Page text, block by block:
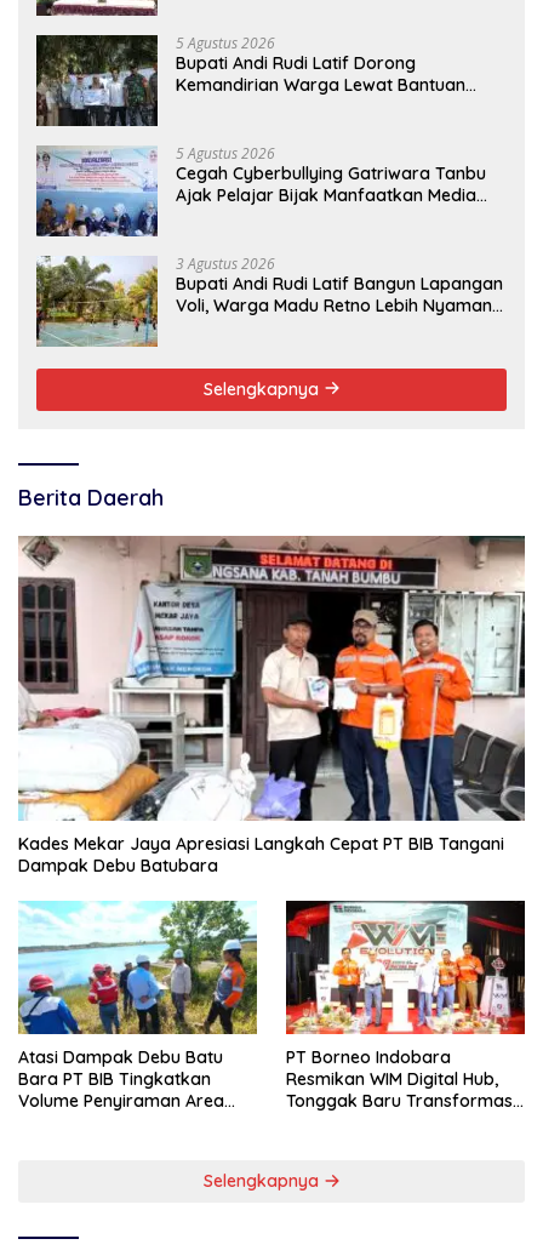
5 Agustus 2026
Bupati Andi Rudi Latif Dorong
Kemandirian Warga Lewat Bantuan
5 Agustus 2026
Cegah Cyberbullying Gatriwara Tanbu
Ajak Pelajar Bijak Manfaatkan Media
3 Agustus 2026
Bupati Andi Rudi Latif Bangun Lapangan
Voli, Warga Madu Retno Lebih Nyaman
Selengkapnya
Berita Daerah
Kades Mekar Jaya Apresiasi Langkah Cepat PT BIB Tangani
Dampak Debu Batubara
Atasi Dampak Debu Batu
Bara PT BIB Tingkatkan
Volume Penyiraman Area
PT Borneo Indobara
Resmikan WIM Digital Hub,
Tonggak Baru Transformasi
Selengkapnya